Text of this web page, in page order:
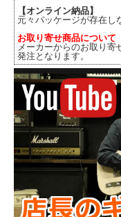
【オンライン納品】
元々パッケージが存在し
お取り寄せ商品について
メーカーからのお取り寄
発注となります。